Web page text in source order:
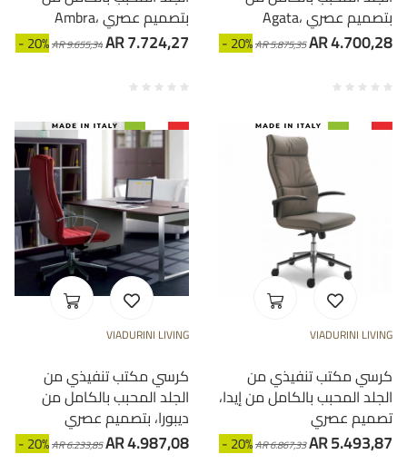
Ambra، بتصميم عصري
- 20%AR 9.655,34AR 7.724,27
Agata، بتصميم عصري
- 20%AR 5.875,35AR 4.700,28
VIADURINI LIVING
كرسي مكتب تنفيذي من
الجلد المحبب بالكامل من
ديبورا، بتصميم عصري
- 20%AR 6.233,85AR 4.987,08
VIADURINI LIVING
كرسي مكتب تنفيذي من
الجلد المحبب بالكامل من إيدا،
تصميم عصري
- 20%AR 6.867,33AR 5.493,87